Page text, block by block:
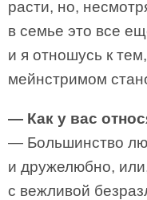
расти, но,
в семье это все
и я отношусь к
мейнстримом
— Как у вас
— Большинство
и дружелюбно,
с вежливой